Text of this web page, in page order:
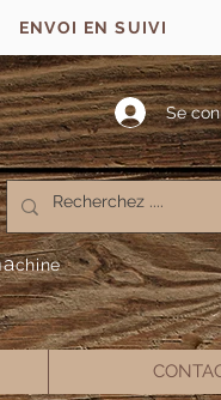
ENVOI EN SUIVI
Se
chine